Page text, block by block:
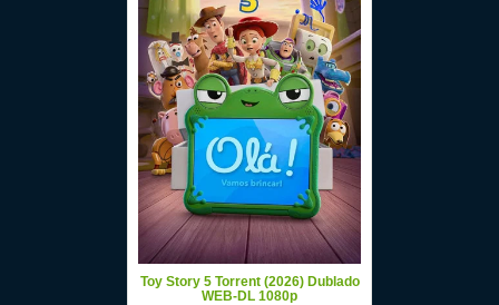
Toy Story 5 Torrent (2026) Dublado
WEB-DL 1080p